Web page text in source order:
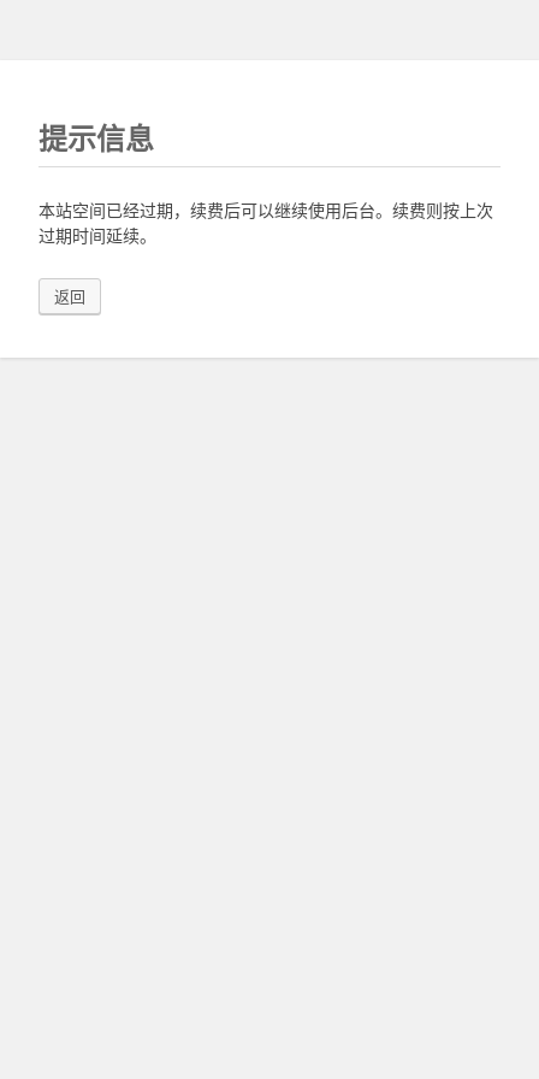
提示信息
本站空间已经过期，续费后可以继续使用后台。续费则按上次
过期时间延续。
返回